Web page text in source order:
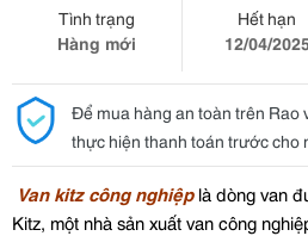
Tình trạng
Hàng mới
Hết hạn
12/04/
Để mua hàng an toàn trên Rao
thực hiện thanh toán trước cho
Van kitz công nghiệplà dòng van
Kitz, một nhà sản xuất van công